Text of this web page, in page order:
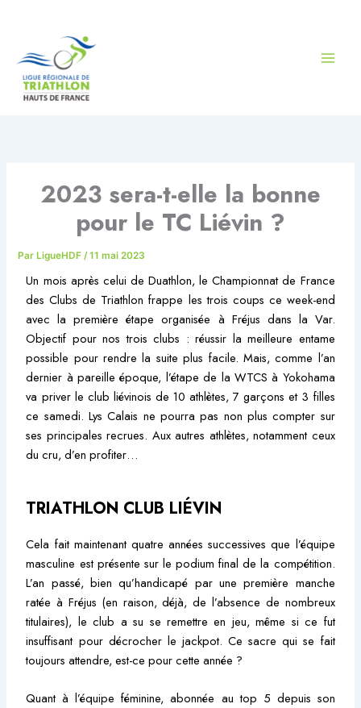
2023 sera-t-elle la bonne
pour le TC Liévin ?
ParLigueHDF /11 mai 2023
Un mois après celui de Duathlon, le Championnat de France
des Clubs de Triathlon frappe les trois coups ce week-end
avec la première étape organisée à Fréjus dans la Var.
Objectif pour nos trois clubs : réussir la meilleure entame
possible pour rendre la suite plus facile. Mais, comme l’an
dernier à pareille époque, l’étape de la WTCS à Yokohama
va priver le club liévinois de 10 athlètes, 7 garçons et 3 filles
ce samedi. Lys Calais ne pourra pas non plus compter sur
ses principales recrues. Aux autres athlètes, notamment ceux
du cru, d’en profiter…
TRIATHLON CLUB LIÉVIN
Cela fait maintenant quatre années successives que l’équipe
masculine est présente sur le podium final de la compétition.
L’an passé, bien qu’handicapé par une première manche
ratée à Fréjus (en raison, déjà, de l’absence de nombreux
titulaires), le club a su se remettre en jeu, même si ce fut
insuffisant pour décrocher le jackpot. Ce sacre qui se fait
toujours attendre, est-ce pour cette année ?
Quant à l’équipe féminine, abonnée au top 5 depuis son